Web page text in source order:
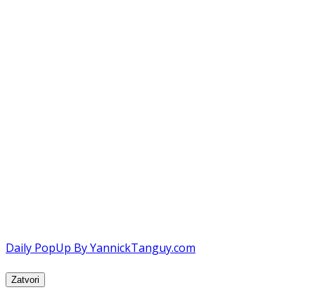
Daily PopUp By YannickTanguy.com